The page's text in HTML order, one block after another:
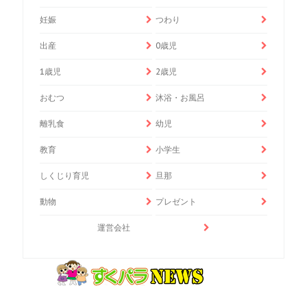
妊娠 つわり
出産 0歳児
1歳児 2歳児
おむつ 沐浴・お風呂
離乳食 幼児
教育 小学生
しくじり育児 旦那
動物 プレゼント
運営会社